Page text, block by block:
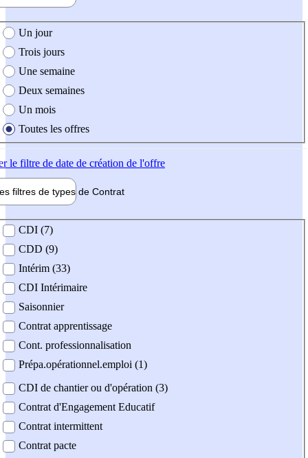
création de l'offre
Un jour
Trois jours
Une semaine
Deux semaines
Un mois
Toutes les offres
le filtre de date de création de l'offre
filtres de types de Contrat
contrat
CDI (7)
CDD (9)
Intérim (33)
CDI Intérimaire
Saisonnier
Contrat apprentissage
Cont. professionnalisation
Prépa.opérationnel.emploi (1)
CDI de chantier ou d'opération (3)
Contrat d'Engagement Educatif
Contrat intermittent
Contrat pacte